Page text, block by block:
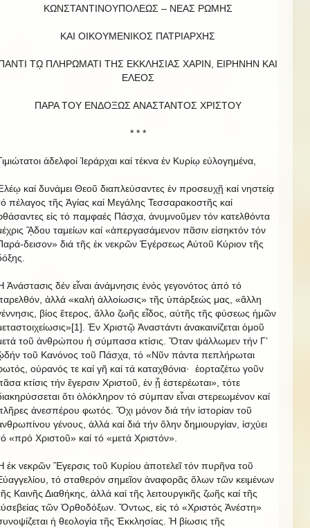
ΚΩΝΣΤΑΝΤΙΝΟΥΠΟΛΕΩΣ – ΝΕΑΣ ΡΩΜΗΣ
ΚΑΙ ΟΙΚΟΥΜΕΝΙΚΟΣ ΠΑΤΡΙΑΡΧΗΣ
Τῼ ΠΛΗΡΩΜΑΤΙ ΤΗΣ ΕΚΚΛΗΣΙΑΣ ΧΑΡΙΝ, ΕΙΡΗΝΗΝ ΚΑΙ
EΛΕΟΣ
ΠΑΡΑ ΤΟΥ ΕΝΔΟΞΩΣ ΑΝΑΣΤΑΝΤΟΣ ΧΡΙΣΤΟΥ
* * *
ἀδελφοί Ἱεράρχαι καί τέκνα ἐν Κυρίῳ εὐλογημένα,
καί δυνάμει Θεοῦ διαπλεύσαντες ἐν προσευχῇ καί νηστείᾳ
πέλαγος τῆς Ἁγίας καί Μεγάλης Τεσσαρακοστῆς καί
εἰς τό παμφαές Πάσχα, ἀνυμνοῦμεν τόν κατελθόντα
ᾍδου ταμείων καί «ἀπεργασάμενον πᾶσιν εἰσηκτόν τόν
δεισον» διά τῆς ἐκ νεκρῶν Ἐγέρσεως Αὐτοῦ Κύριον τῆς
Ἀνάστασις δέν εἶναι ἀνάμνησις ἑνός γεγονότος ἀπό τό
ἀλλά «καλή ἀλλοίωσις» τῆς ὑπάρξεώς μας, «ἄλλη
βίος ἕτερος, ἄλλο ζωῆς εἶδος, αὐτῆς τῆς φύσεως ἡμῶν
Ἐν Χριστῷ Ἀναστάντι ἀνακαινίζεται ὁμοῦ
τοῦ ἀνθρώπου ἡ σύμπασα κτίσις. Ὅταν ψάλλωμεν τήν Γ’
τοῦ Κανόνος τοῦ Πάσχα, τό «Νῦν πάντα πεπλήρωται
οὐρανός τε καί γῆ καί τά καταχθόνια·
ἑορταζέτω γοῦν
κτίσις τήν ἔγερσιν Χριστοῦ, ἐν ᾗ ἐστερέωται», τότε
ὅτι ὁλόκληρον τό σύμπαν εἶναι στερεωμένον καί
ἀνεσπέρου φωτός. Ὄχι μόνον διά τήν ἱστορίαν τοῦ
γένους, ἀλλά καί διά τήν ὅλην δημιουργίαν, ἰσχύει
«πρό Χριστοῦ» καί τό «μετά Χριστόν».
ἐκ νεκρῶν Ἔγερσις τοῦ Κυρίου ἀποτελεῖ τόν πυρῆνα τοῦ
τό σταθερόν σημεῖον ἀναφορᾶς ὅλων τῶν κειμένων
Καινῆς Διαθήκης, ἀλλά καί τῆς λειτουργικῆς ζωῆς καί τῆς
τῶν Ὀρθοδόξων. Ὄντως, εἰς τό «Χριστός Ἀνέστη»
ἡ θεολογία τῆς Ἐκκλησίας. Ἡ βίωσις τῆς